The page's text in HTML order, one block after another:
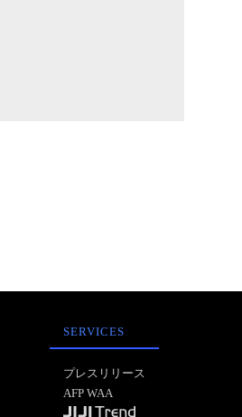
SERVICES
プレスリリース
AFP WAA